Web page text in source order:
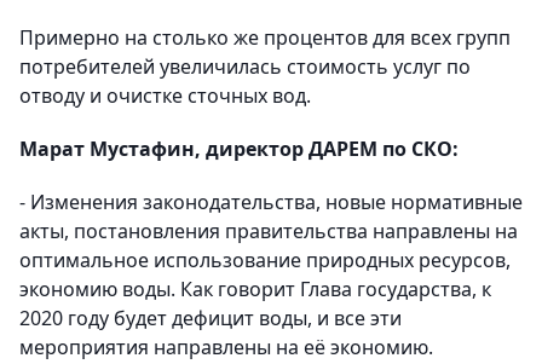
Примерно на столько же процентов для всех групп
потребителей увеличилась стоимость услуг по
отводу и очистке сточных вод.
Марат Мустафин, директор ДАРЕМ по СКО:
- Изменения законодательства, новые нормативные
акты, постановления правительства направлены на
оптимальное использование природных ресурсов,
экономию воды. Как говорит Глава государства, к
2020 году будет дефицит воды, и все эти
мероприятия направлены на её экономию.